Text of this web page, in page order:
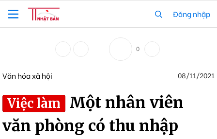
Đăng nhập
0
Văn hóa xã hội 08/11/2021
Việc làm
Một nhân viên
văn phòng có thu nhập